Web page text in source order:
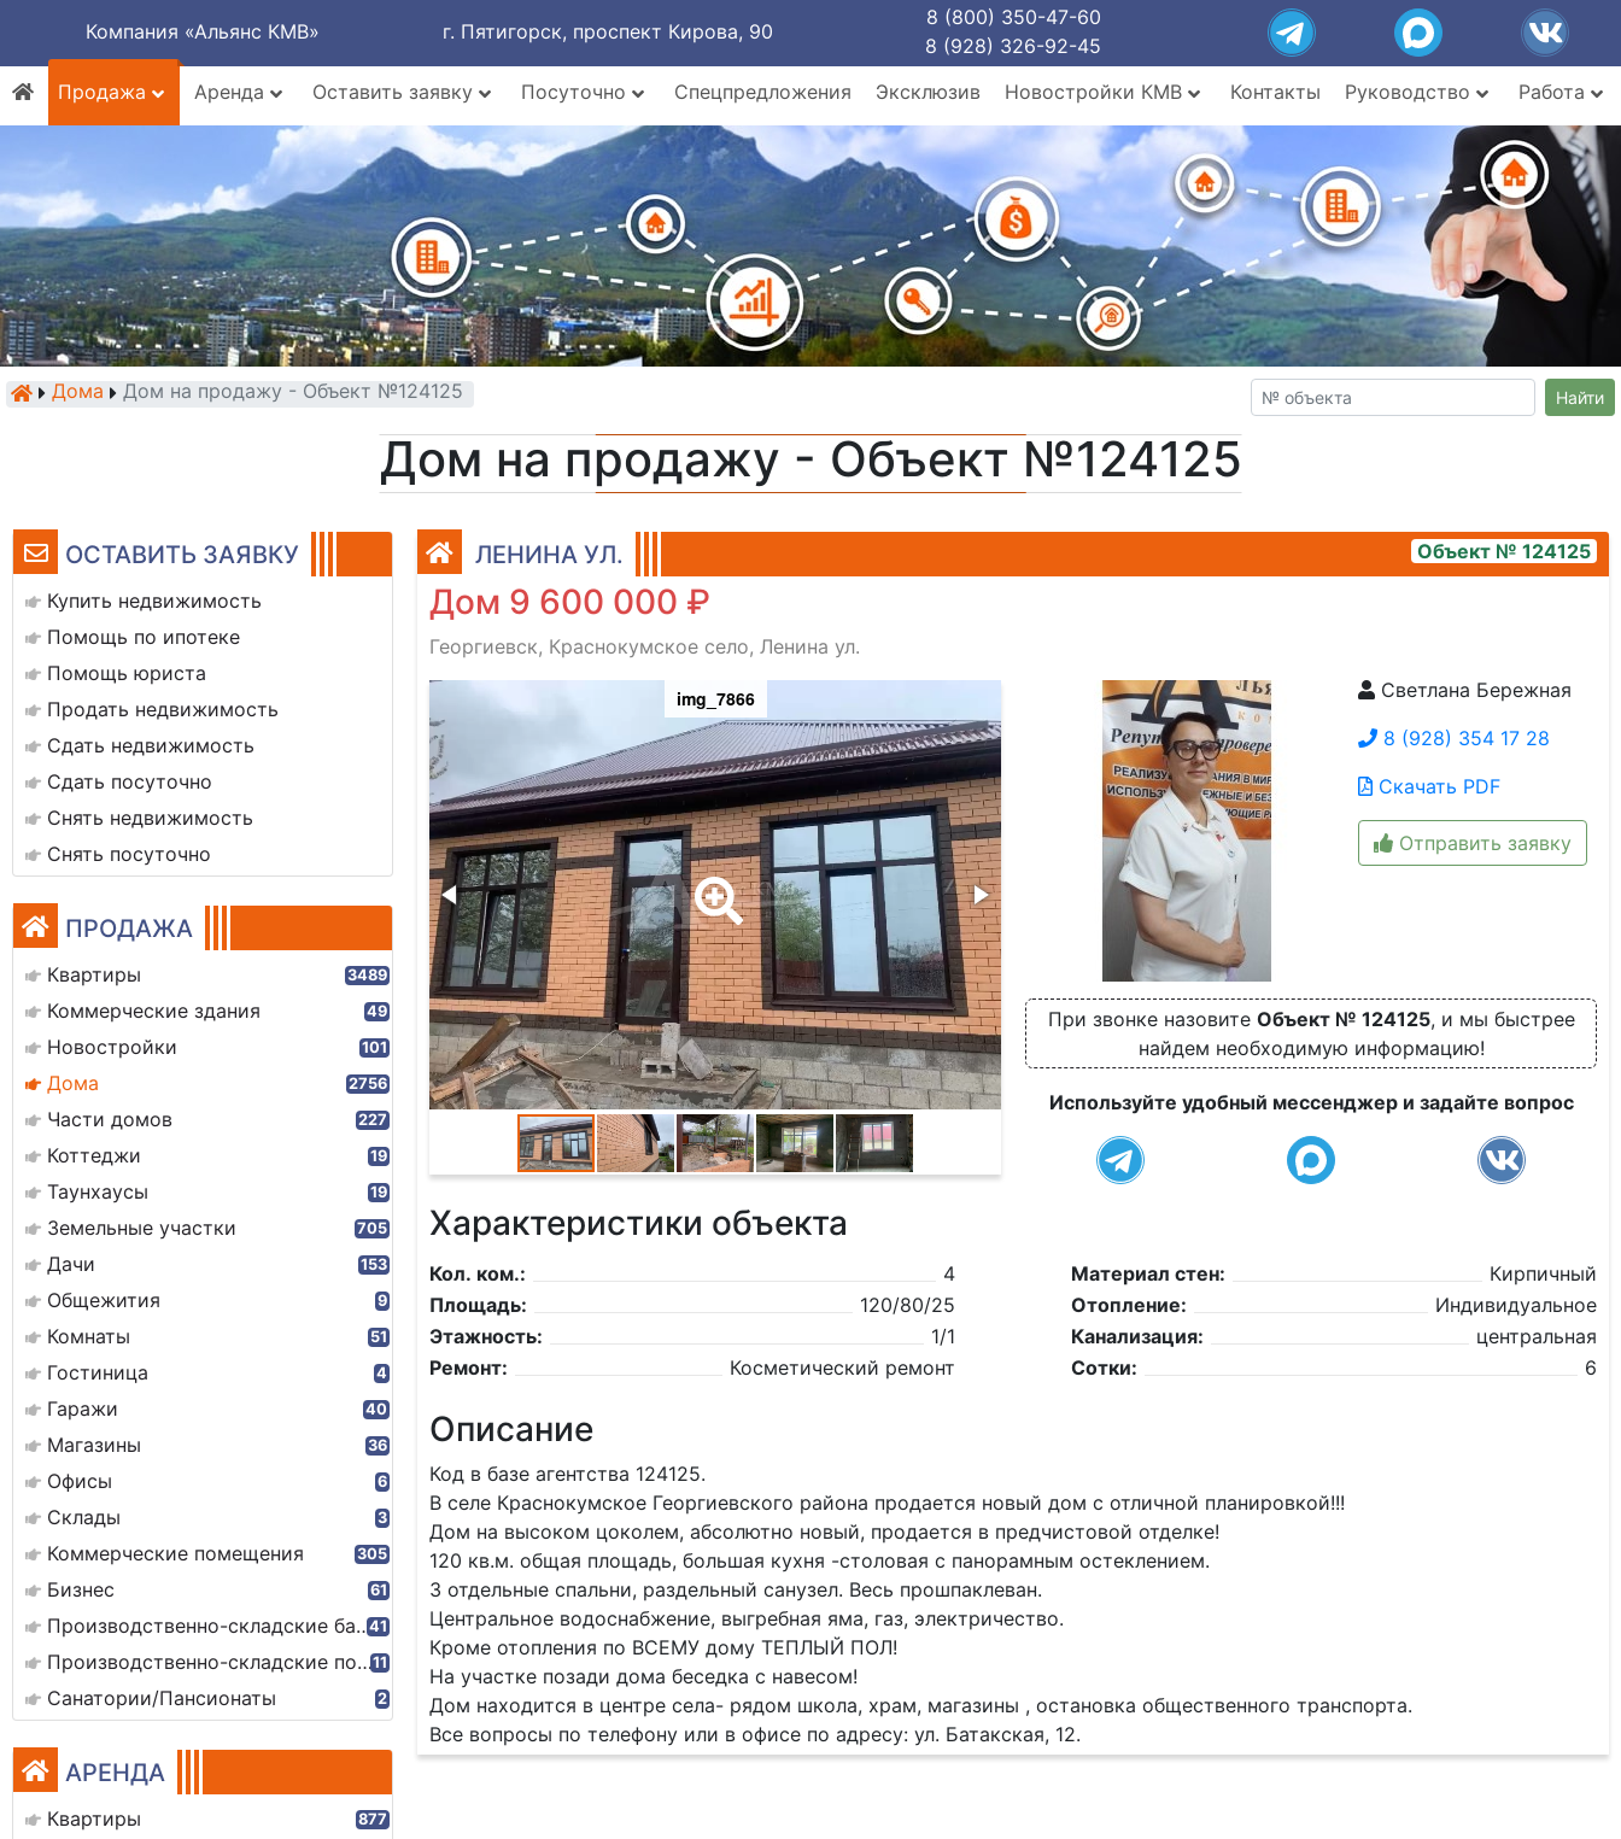
Компания «Альянс КМВ» г. Пятигорск, проспект Кирова, 90
8 (800) 350-47-60
8 (928) 326-92-45
Продажа
Аренда Оставить заявку Посуточно Спецпредложения Эксклюзив Новостройки КМВ Контакты Руководство Работа
Дома Дом на продажу - Объект №124125 Найти
Дом на продажу - Объект №124125
ОСТАВИТЬ ЗАЯВКУ
Купить недвижимость
Помощь по ипотеке
Помощь юриста
Продать недвижимость
Сдать недвижимость
Сдать посуточно
Снять недвижимость
Снять посуточно
ПРОДАЖА
Квартиры 3489
Коммерческие здания 49
Новостройки 101
Дома 2756
Части домов 227
Коттеджи 19
Таунхаусы 19
Земельные участки 705
Дачи 153
Общежития 9
Комнаты 51
Гостиница 4
Гаражи 40
Магазины 36
Офисы 6
Склады 3
Коммерческие помещения 305
Бизнес 61
Производственно-складские базы41
Производственно-складские помещения11
Санатории/Пансионаты 2
АРЕНДА
Квартиры 877
ЛЕНИНА УЛ. Объект № 124125
Дом 9 600 000 ₽
Георгиевск, Краснокумское село, Ленина ул.
img_7866 img_7867
Светлана Бережная
8 (928) 354 17 28
Скачать PDF
Отправить заявку
При звонке назовите Объект № 124125, и мы быстрее
найдем необходимую информацию!
Используйте удобный мессенджер и задайте вопрос
Характеристики объекта
Кол. ком.:
4
Площадь:
120/80/25
Этажность:
1/1
Ремонт:
Косметический ремонт
Материал стен:
Кирпичный
Отопление:
Индивидуальное
Канализация:
центральная
Сотки:
6
Описание
Код в базе агентства 124125.
В селе Краснокумское Георгиевского района продается новый дом с отличной планировкой!!!
Дом на высоком цоколем, абсолютно новый, продается в предчистовой отделке!
120 кв.м. общая площадь, большая кухня -столовая с панорамным остеклением.
3 отдельные спальни, раздельный санузел. Весь прошпаклеван.
Центральное водоснабжение, выгребная яма, газ, электричество.
Кроме отопления по ВСЕМУ дому ТЕПЛЫЙ ПОЛ!
На участке позади дома беседка с навесом!
Дом находится в центре села- рядом школа, храм, магазины , остановка общественного транспорта.
Все вопросы по телефону или в офисе по адресу: ул. Батакская, 12.